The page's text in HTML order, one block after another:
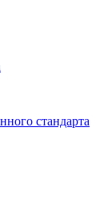
стандарта